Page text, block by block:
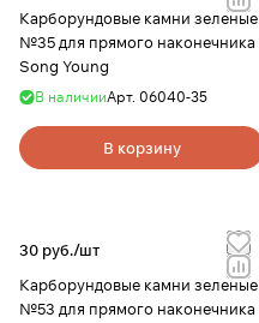
Карборундовые камни зеленые
№35 для прямого наконечника
Song Young
В наличииАрт. 06040-35
В корзину
30 руб./шт
Карборундовые камни зеленые
№53 для прямого наконечника